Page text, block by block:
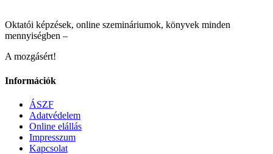
Oktatói képzések, online szemináriumok, könyvek minden
mennyiségben –
A mozgásért!
Információk
ÁSZF
Adatvédelem
Online elállás
Impresszum
Kapcsolat